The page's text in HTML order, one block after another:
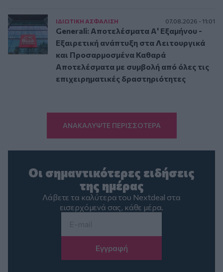
ΙΔΙΩΤΙΚΗ ΑΣΦAΛΙΣΗ 07.08.2026 - 11:01
Generali: Αποτελέσματα Α' Εξαμήνου -
Εξαιρετική ανάπτυξη στα Λειτουργικά
και Προσαρμοσμένα Καθαρά
Αποτελέσματα με συμβολή από όλες τις
επιχειρηματικές δραστηριότητες
ΑΝΑΚΑΛΥΨΤΕ ΠΕΡΙΣΣΟΤΕΡΑ
Οι σημαντικότερες ειδήσεις
της ημέρας
Λάβετε τα καλύτερα του Nextdeal στα
εισερχόμενά σας, κάθε μέρα.